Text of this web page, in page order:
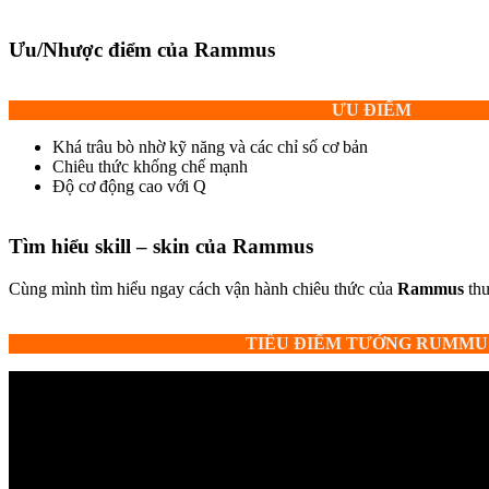
Ưu/Nhược điểm của Rammus
ƯU ĐIỂM
Khá trâu bò nhờ kỹ năng và các chỉ số cơ bản
Chiêu thức khống chế mạnh
Độ cơ động cao với Q
Tìm hiểu skill – skin của Rammus
Cùng mình tìm hiểu ngay cách vận hành chiêu thức của Rammus
TIÊU ĐIỂM TƯỚNG